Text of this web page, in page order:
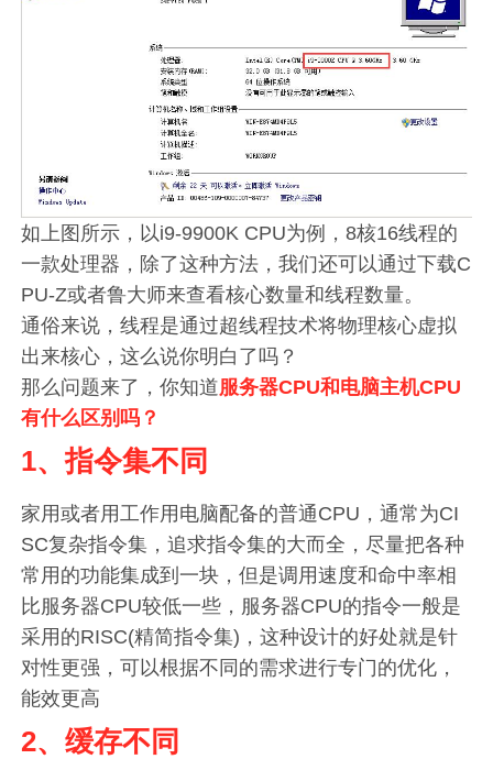
如上图所示，以i9-9900K CPU为例，8核16线程的
一款处理器，除了这种方法，我们还可以通过下载C
PU-Z或者鲁大师来查看核心数量和线程数量。
通俗来说，线程是通过超线程技术将物理核心虚拟
出来核心，这么说你明白了吗？
那么问题来了，你知道服务器CPU和电脑主机CPU
有什么区别吗？
1、指令集不同
家用或者用工作用电脑配备的普通CPU，通常为CI
SC复杂指令集，追求指令集的大而全，尽量把各种
常用的功能集成到一块，但是调用速度和命中率相
比服务器CPU较低一些，服务器CPU的指令一般是
采用的RISC(精简指令集)，这种设计的好处就是针
对性更强，可以根据不同的需求进行专门的优化，
能效更高
2、缓存不同